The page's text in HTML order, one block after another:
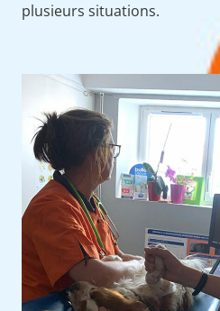
plusieurs situations.